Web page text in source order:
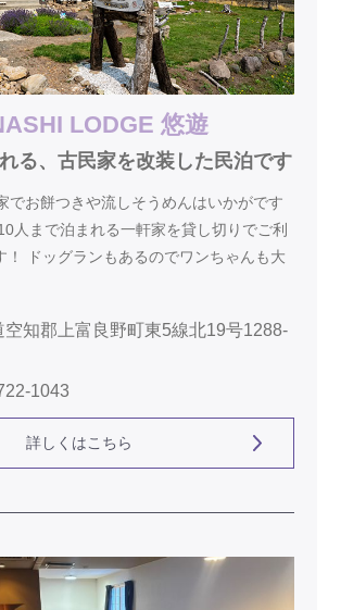
LODGE 悠遊
る、古民家を改装した民泊です
でお餅つきや流しそうめんはいかがです
人まで泊まれる一軒家を貸し切りでご利
！ ドッグランもあるのでワンちゃんも大
空知郡上富良野町東5線北19号1288-
1043
詳しくはこちら